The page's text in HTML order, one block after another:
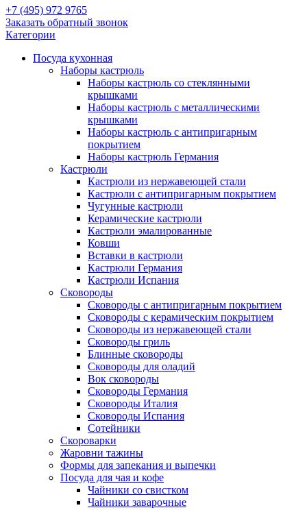
+7 (495) 972 9765
Заказать обратный звонок
Категории
Посуда кухонная
Наборы кастрюль
Наборы кастрюль со стеклянными
крышками
Наборы кастрюль с металлическими
крышками
Наборы кастрюль с антипригарным
покрытием
Наборы кастрюль Германия
Кастрюли
Кастрюли из нержавеющей стали
Кастрюли с антипригарным покрытием
Чугунные кастрюли
Керамические кастрюли
Кастрюли эмалированные
Ковши
Вставки в кастрюли
Кастрюли Германия
Кастрюли Испания
Сковороды
Сковороды с антипригарным покрытием
Сковороды с керамическим покрытием
Сковороды из нержавеющей стали
Сковороды гриль
Блинные сковороды
Сковороды для оладий
Вок сковороды
Сковороды Германия
Сковороды Италия
Сковороды Испания
Сотейники
Скороварки
Жаровни тажины
Формы для запекания и выпечки
Посуда для чая и кофе
Чайники со свистком
Чайники заварочные